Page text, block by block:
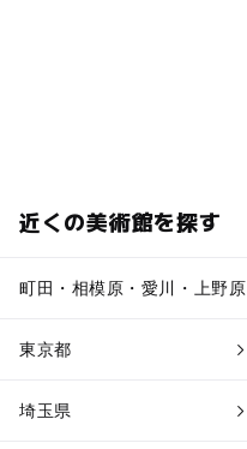
近くの美術館を探す
町田・相模原・愛川・上野原
東京都
埼玉県